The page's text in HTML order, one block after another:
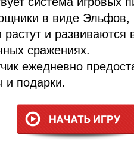
в виде Эльфов,
растут и
сражениях.
ежедневно
и подарки.